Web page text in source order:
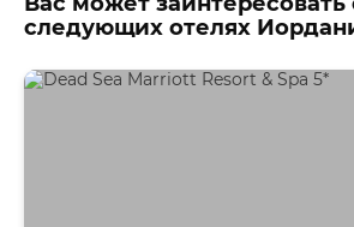
следующих отелях